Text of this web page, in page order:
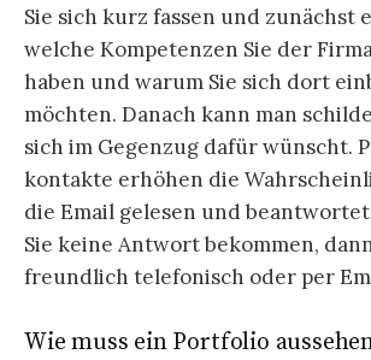
Sie sich kurz fassen und zunächst
welche Kompetenzen Sie der
haben und warum Sie sich dort
möchten. Danach kann man
sich im Gegenzug dafür wünscht.
kontakte erhöhen die
die Email gelesen und
Sie keine Antwort bekommen,
freundlich telefonisch oder per
Wie muss ein Portfolio